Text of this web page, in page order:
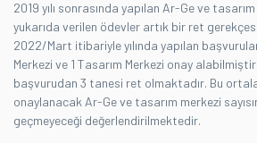
2019 yılı sonrasında yapılan Ar-Ge ve
yukarıda verilen ödevler artık bir ret
2022/Mart itibariyle yılında yapılan
Merkezi ve 1 Tasarım Merkezi onay
başvurudan 3 tanesi ret olmaktadır. Bu
onaylanacak Ar-Ge ve tasarım merkezi
geçmeyeceği değerlendirilmektedir.